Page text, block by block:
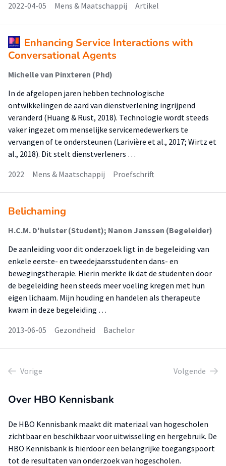
2022-04-05 Mens & Maatschappij Artikel
Enhancing Service Interactions with
Conversational Agents
Michelle van Pinxteren (Phd)
In de afgelopen jaren hebben technologische
ontwikkelingen de aard van dienstverlening ingrijpend
veranderd (Huang & Rust, 2018). Technologie wordt steeds
vaker ingezet om menselijke servicemedewerkers te
vervangen of te ondersteunen (Larivière et al., 2017; Wirtz et
al., 2018). Dit stelt dienstverleners …
2022
Mens & Maatschappij Proefschrift
Belichaming
H.C.M. D'hulster (Student); Nanon Janssen (Begeleider)
De aanleiding voor dit onderzoek ligt in de begeleiding van
enkele eerste- en tweedejaarsstudenten dans- en
bewegingstherapie. Hierin merkte ik dat de studenten door
de begeleiding heen steeds meer voeling kregen met hun
eigen lichaam. Mijn houding en handelen als therapeute
kwam in deze begeleiding …
2013-06-05
Gezondheid Bachelor
Vorige Volgende
Over HBO Kennisbank
De HBO Kennisbank maakt dit materiaal van hogescholen
zichtbaar en beschikbaar voor uitwisseling en hergebruik. De
HBO Kennisbank is hierdoor een belangrijke toegangspoort
tot de resultaten van onderzoek van hogescholen.